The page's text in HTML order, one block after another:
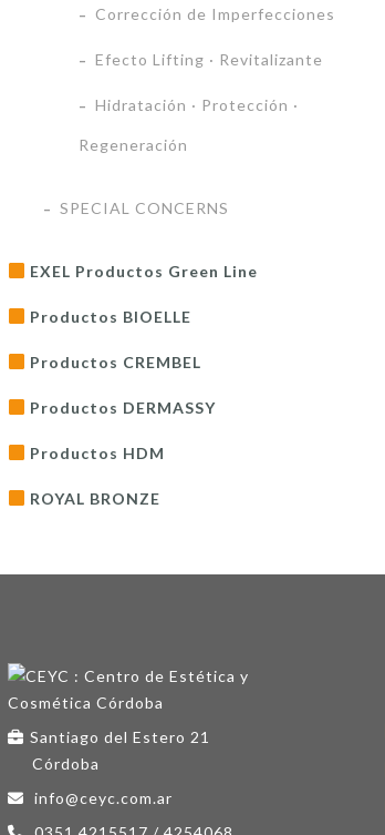
Corrección de Imperfecciones
Efecto Lifting · Revitalizante
Hidratación · Protección ·
Regeneración
SPECIAL CONCERNS
EXEL Productos Green Line
Productos BIOELLE
Productos CREMBEL
Productos DERMASSY
Productos HDM
ROYAL BRONZE
Santiago del Estero 21
Córdoba
info@ceyc.com.ar